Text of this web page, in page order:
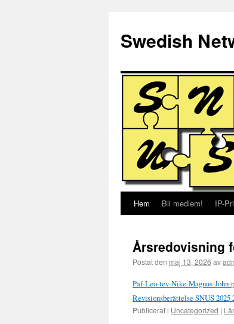
innehåll
Swedish
Hem Bli medlem! IP-
Årsredovisning
Postat den maj 13, 2026 av
Paf-Leo-tev-Nike-Magnus-John-
Revisionsberättelse SNUS 2025
Publicerat i Uncategorized |